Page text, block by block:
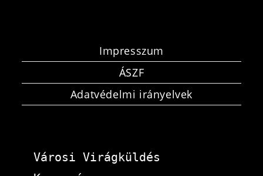
Impresszum
ÁSZF
Adatvédelmi irányelvek
Városi Virágküldés